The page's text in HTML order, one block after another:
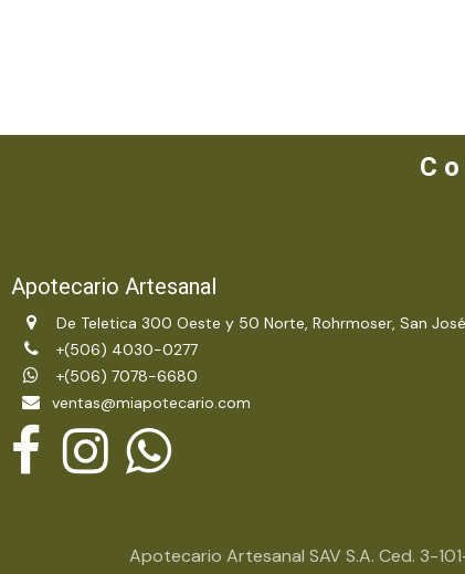
C
Apotecario Artesanal
De Teletica 300 Oeste y 50 Norte, Rohrmoser, San
+(506) 4030-0277
+(506) 7078-6680
ventas@miapotecario.com
Apotecario Artesanal SAV S.A. Ced. 3-